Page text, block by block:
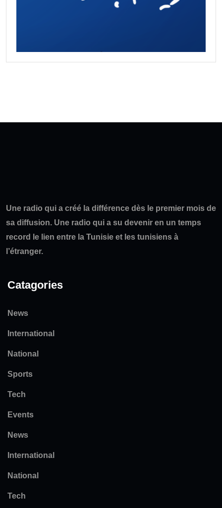
Une radio qui a créé la différence dès le premier mois de
sa diffusion. Une radio qui a su devenir en un temps
record le lien entre la Tunisie et les tunisiens à
l’étranger.
Catagories
News
International
National
Sports
Tech
Events
News
International
National
Tech